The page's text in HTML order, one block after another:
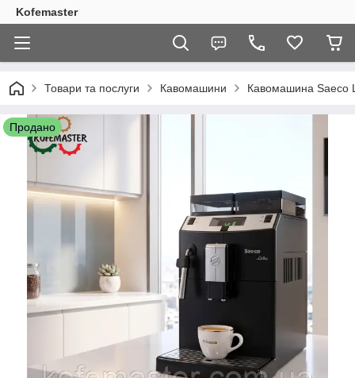
Kofemaster
Товари та послуги Кавомашини Кавомашина Saeco
Продано